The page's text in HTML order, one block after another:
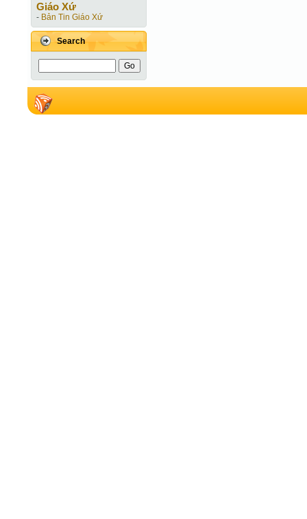
Giáo Xứ
- Bản Tin Giáo Xứ
Search